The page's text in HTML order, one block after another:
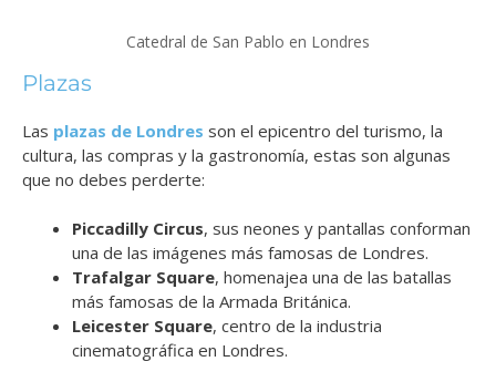
Catedral de San Pablo en Londres
Plazas
Las plazas de Londres son el epicentro del turismo, la
cultura, las compras y la gastronomía, estas son algunas
que no debes perderte:
Piccadilly Circus, sus neones y pantallas conforman
una de las imágenes más famosas de Londres.
Trafalgar Square, homenajea una de las batallas
más famosas de la Armada Británica.
Leicester Square, centro de la industria
cinematográfica en Londres.